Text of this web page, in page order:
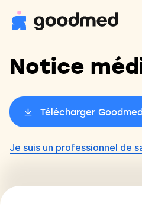
Notice
Télécharger
Je suis un professionnel de